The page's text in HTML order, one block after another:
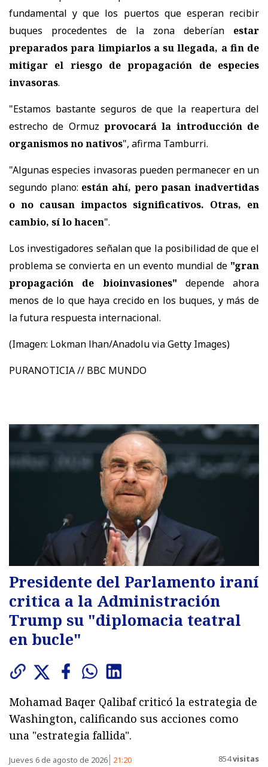
fundamental y que los puertos que esperan recibir
buques procedentes de la zona deberían estar
preparados para limpiarlos a su llegada, a fin de
mitigar el riesgo de propagación de especies
invasoras.
"Estamos bastante seguros de que la reapertura del
estrecho de Ormuz provocará la introducción de
organismos no nativos", afirma Tamburri.
"Algunas especies invasoras pueden permanecer en un
segundo plano: están ahí, pero pasan inadvertidas
o no causan impactos significativos. Otras, en
cambio, sí lo hacen".
Los investigadores señalan que la posibilidad de que el
problema se convierta en un evento mundial de "gran
propagación de bioinvasiones" depende ahora
menos de lo que haya crecido en los buques, y más de
la futura respuesta internacional.
(Imagen: Lokman lhan/Anadolu via Getty Images)
PURANOTICIA // BBC MUNDO
Presidente del Parlamento iraní
critica a la Administración
Trump su "diplomacia teatral
en bucle"
Mohamad Baqer Qalibaf criticó la estrategia de
Washington, calificando sus acciones como
una "estrategia fallida".
Jueves 6 de agosto de 2026 21:20 854visitas